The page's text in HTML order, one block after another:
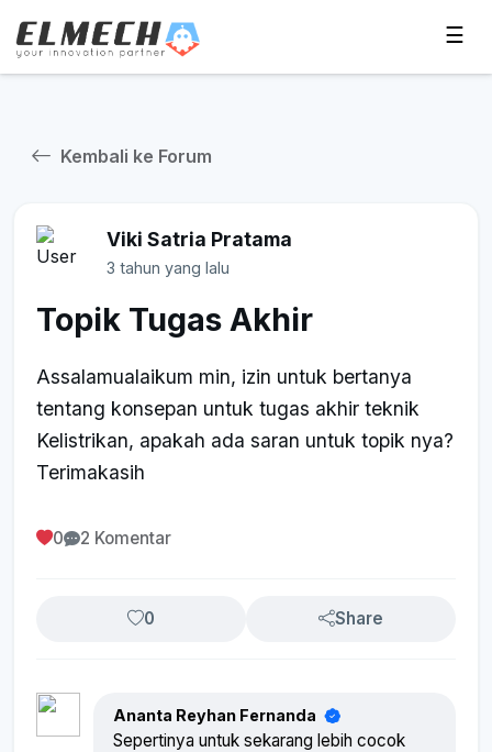
☰
Kembali ke Forum
Viki Satria Pratama
3 tahun yang lalu
Topik Tugas Akhir
Assalamualaikum min, izin untuk bertanya
tentang konsepan untuk tugas akhir teknik
Kelistrikan, apakah ada saran untuk topik nya?
Terimakasih
0 2 Komentar
0 Share
Ananta Reyhan Fernanda
Sepertinya untuk sekarang lebih cocok